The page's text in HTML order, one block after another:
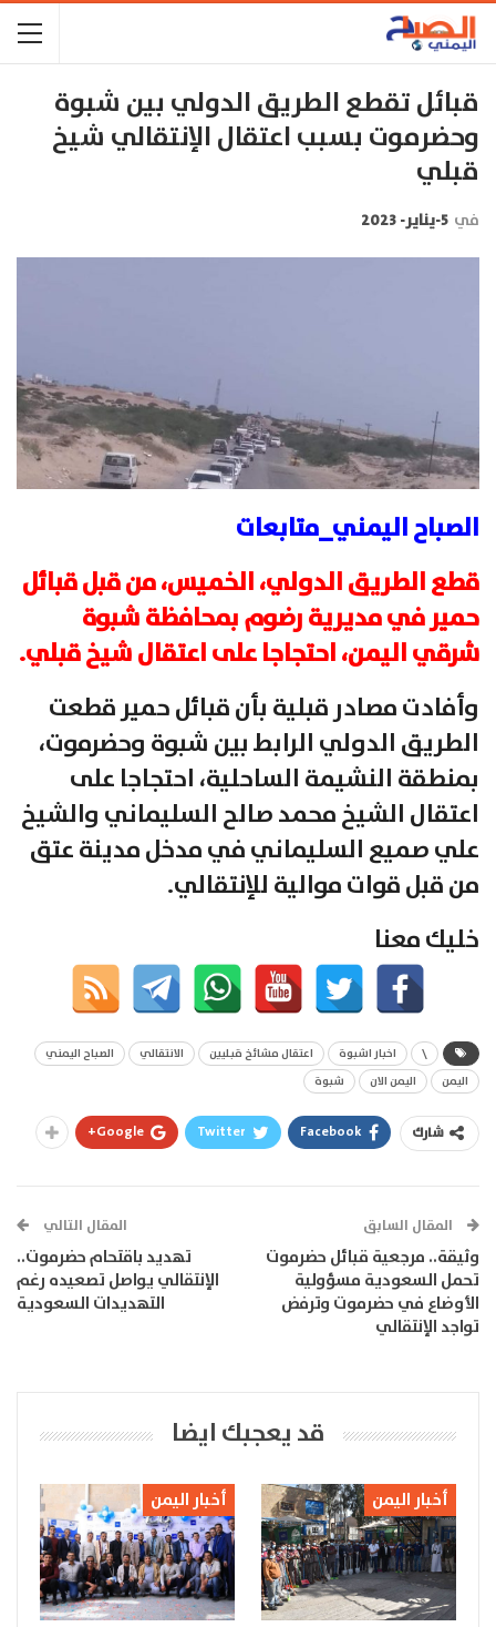
قبائل تقطع الطريق الدولي بين شبوة
وحضرموت بسبب اعتقال الإنتقالي شيخ
قبلي
في 5-يناير- 2023
الصباح اليمني_متابعات
قطع الطريق الدولي، الخميس، من قبل قبائل
حمير في مديرية رضوم بمحافظة شبوة
شرقي اليمن، احتجاجا على اعتقال شيخ قبلي.
وأفادت مصادر قبلية بأن قبائل حمير قطعت
الطريق الدولي الرابط بين شبوة وحضرموت،
بمنطقة النشيمة الساحلية، احتجاجا على
اعتقال الشيخ محمد صالح السليماني والشيخ
علي صميع السليماني في مدخل مدينة عتق
من قبل قوات موالية للإنتقالي.
خليك معنا
\ اخبار اشبوة اعتقال مشائخ قبليين الانتقالي
الصباح اليمني
اليمن
اليمن الان شبوة
شارك Facebook
Twitter
Google+
المقال السابق
وثيقة.. مرجعية قبائل حضرموت
تحمل السعودية مسؤولية
الأوضاع في حضرموت وترفض
تواجد الإنتقالي
المقال التالي
تهديد باقتحام حضرموت..
الإنتقالي يواصل تصعيده رغم
التهديدات السعودية
قد يعجبك ايضا
أخبار اليمن أخبار اليمن